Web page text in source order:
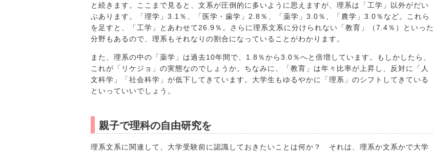
と続きます。ここまで見ると、文系が圧倒的に多いように思えますが、理系は「工学」以外がだい
ぶあります。「理学」3.1％、「医学・歯学」2.8％、「薬学」3.0％、「農学」3.0％など。これら
を足すと、「工学」とあわせて26.9％。さらに理系文系に分けられない「教育」（7.4％）といった
分野もあるので、理系もそれなりの割合になっていることがわかります。
また、理系の中の「薬学」は過去10年間で、1.8％から3.0％へと倍増しています。もしかしたら、
これが「リケジョ」の実態なのでしょうか。ちなみに、「教育」は年々比率が上昇し、反対に「人
文科学」「社会科学」が低下してきています。大学生もゆるやかに「理系」のシフトしてきている
といっていいでしょう。
親子で理科の自由研究を
理系文系に関連して、大学受験前に認識しておきたいことは何か？ それは、理系か文系かで大学